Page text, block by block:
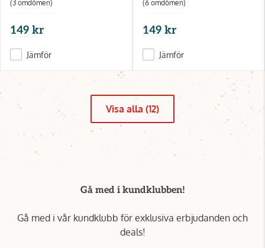
(3 omdömen)
149 kr
Jämför
(6 omdömen)
149 kr
Jämför
Visa alla (12)
Gå med i kundklubben!
Gå med i vår kundklubb för exklusiva erbjudanden och
deals!